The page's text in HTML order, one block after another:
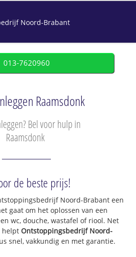
Noord-Brabant
013-7620960
Raamsdonk
Bel voor hulp in
Raamsdonk
de beste prijs!
Noord-Brabant een
gaat om het oplossen van een
wc, douche, wastafel of riool. Net
helptOntstoppingsbedrijf Noord-
snel, vakkundig en met garantie.